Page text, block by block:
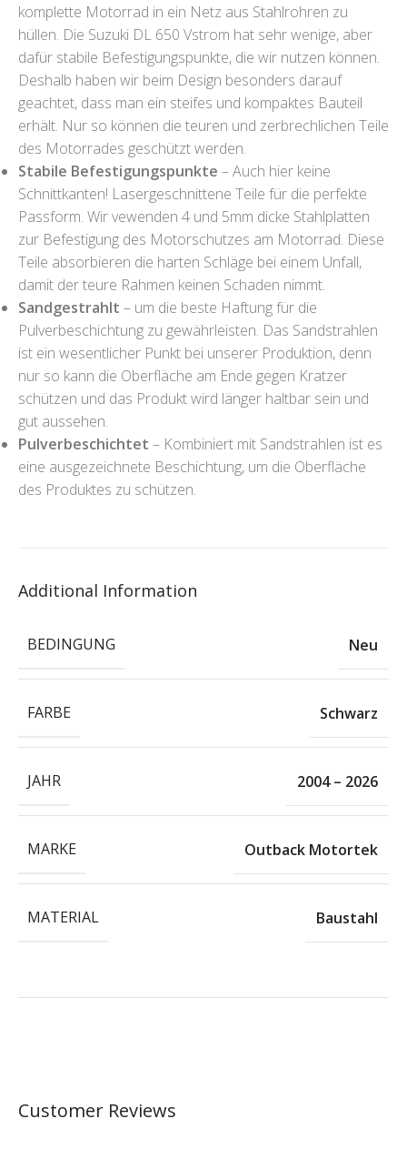
komplette Motorrad in ein Netz aus Stahlrohren zu
hüllen. Die Suzuki DL 650 Vstrom hat sehr wenige, aber
dafür stabile Befestigungspunkte, die wir nutzen können.
Deshalb haben wir beim Design besonders darauf
geachtet, dass man ein steifes und kompaktes Bauteil
erhält. Nur so können die teuren und zerbrechlichen Teile
des Motorrades geschützt werden.
Stabile Befestigungspunkte – Auch hier keine
Schnittkanten! Lasergeschnittene Teile für die perfekte
Passform. Wir vewenden 4 und 5mm dicke Stahlplatten
zur Befestigung des Motorschutzes am Motorrad. Diese
Teile absorbieren die harten Schläge bei einem Unfall,
damit der teure Rahmen keinen Schaden nimmt.
Sandgestrahlt – um die beste Haftung für die
Pulverbeschichtung zu gewährleisten. Das Sandstrahlen
ist ein wesentlicher Punkt bei unserer Produktion, denn
nur so kann die Oberfläche am Ende gegen Kratzer
schützen und das Produkt wird länger haltbar sein und
gut aussehen.
Pulverbeschichtet – Kombiniert mit Sandstrahlen ist es
eine ausgezeichnete Beschichtung, um die Oberfläche
des Produktes zu schützen.
Additional Information
BEDINGUNG Neu
FARBE Schwarz
JAHR 2004 – 2026
MARKE Outback Motortek
MATERIAL Baustahl
Customer Reviews